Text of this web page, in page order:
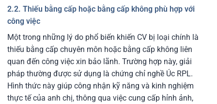
2.2. Thiếu bằng cấp hoặc bằng cấp không phù hợp với
công việc
Một trong những lý do phổ biến khiến CV bị loại chính là
thiếu bằng cấp chuyên môn hoặc bằng cấp không liên
quan đến công việc xin bảo lãnh. Trường hợp này, giải
pháp thường được sử dụng là chứng chỉ nghề Úc RPL.
Hình thức này giúp công nhận kỹ năng và kinh nghiệm
thực tế của anh chị, thông qua việc cung cấp hỉnh ảnh,